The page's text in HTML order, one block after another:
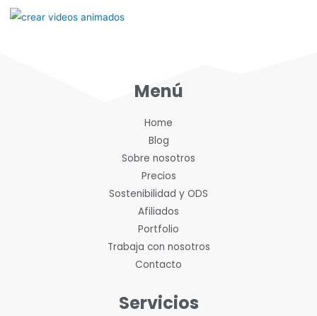
Menú
Home
Blog
Sobre nosotros
Precios
Sostenibilidad y ODS
Afiliados
Portfolio
Trabaja con nosotros
Contacto
Servicios